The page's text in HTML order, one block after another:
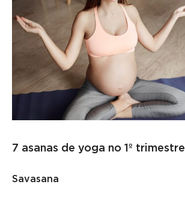
7 asanas de yoga no 1º trimestre
Savasana